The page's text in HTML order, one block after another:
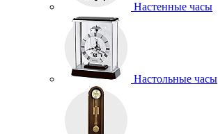
Настенные часы
Настольные часы